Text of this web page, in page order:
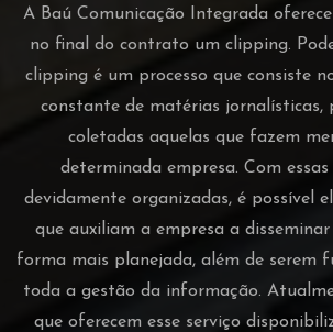
A Baú Comunicação Integrada
no final do contrato um clipping.
clipping é um processo que consiste
constante de matérias jornalísticas,
coletadas aquelas que fazem
determinada empresa. Com
devidamente organizadas, é possível
que auxiliam a empresa a
forma mais planejada, além de serem
toda a gestão da informação.
que oferecem esse serviço